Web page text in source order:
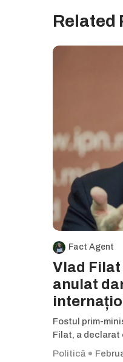
Related
Fact Agent
Vlad Filat
anulat
Fostul prim-
Filat, a declarat
Politică